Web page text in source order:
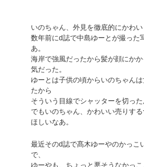
いのちゃん、外見を徹底的にかわい
数年前にd誌で中島ゆーとが撮った
あ。
海岸で強風だったから髪が顔にか
気だった。
ゆーとは子供の頃からいのちゃん
たから
そういう目線でシャッターを切った
でもいのちゃん、かわいい売りす
ほしいなあ。
最近そのd誌で髙木ゆーやのかっこ
で、
ゆーやも、ちょっと悪そうなかっこ